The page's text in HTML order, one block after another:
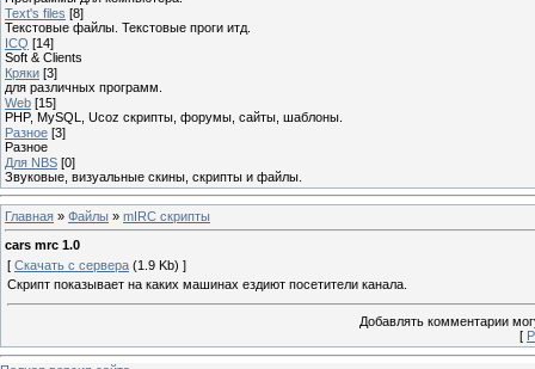
Text's files [8]
Текстовые файлы. Текстовые проги итд.
ICQ [14]
Soft & Clients
Кряки [3]
для различных программ.
Web [15]
PHP, MySQL, Ucoz скрипты, форумы, сайты, шаблоны.
Разное [3]
Разное
Для NBS [0]
Звуковые, визуальные скины, скрипты и файлы.
Главная » Файлы » mIRC скрипты
cars mrc 1.0
[ Скачать с сервера (1.9 Kb) ]
Скрипт показывает на каких машинах ездиют посетители канала.
Добавлять комментарии
[